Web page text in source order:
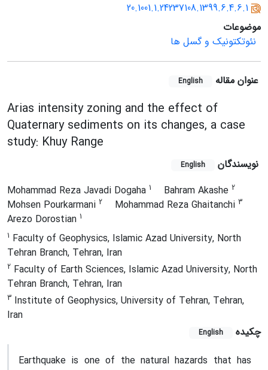
20.1001.1.24237108.1399.6.4.6.1
موضوعات
نئوتکتونیک و گسل ها
عنوان مقاله English
Arias intensity zoning and the effect of
Quaternary sediments on its changes, a case
study: Khuy Range
نویسندگان English
Mohammad Reza Javadi Dogaha 1 Bahram Akashe 2
Mohsen Pourkarmani 2 Mohammad Reza Ghaitanchi 3
Arezo Dorostian 1
1 Faculty of Geophysics, Islamic Azad University, North
Tehran Branch, Tehran, Iran
2 Faculty of Earth Sciences, Islamic Azad University, North
Tehran Branch, Tehran, Iran
3 Institute of Geophysics, University of Tehran, Tehran,
Iran
چکیده
English
Earthquake is one of the natural hazards that has